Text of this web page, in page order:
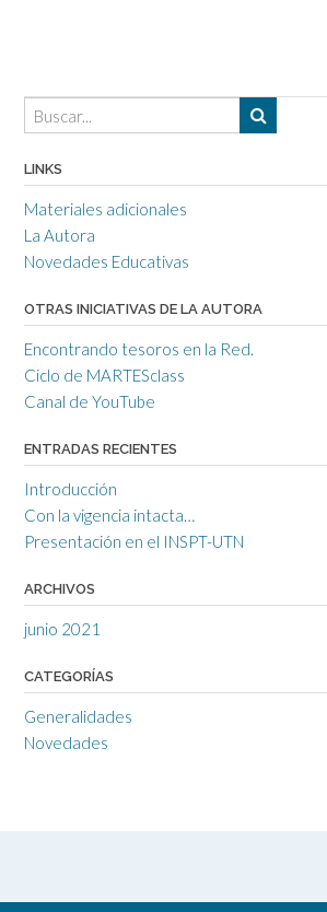
LINKS
Materiales adicionales
La Autora
Novedades Educativas
OTRAS INICIATIVAS DE LA AUTORA
Encontrando tesoros en la Red.
Ciclo de MARTESclass
Canal de YouTube
ENTRADAS RECIENTES
Introducción
Con la vigencia intacta…
Presentación en el INSPT-UTN
ARCHIVOS
junio 2021
CATEGORÍAS
Generalidades
Novedades